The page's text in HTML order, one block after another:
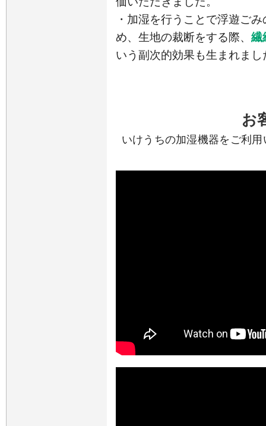
・加湿を行うことで浮遊ご
め、生地の裁断をする際、 繊
いう副次的効果も生まれまし
お
いけうちの加湿機器をご利